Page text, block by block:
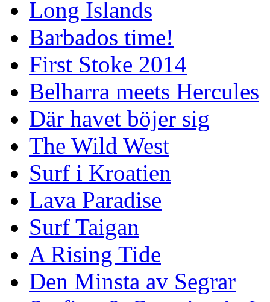
Long Islands
Barbados time!
First Stoke 2014
Belharra meets Hercules
Där havet böjer sig
The Wild West
Surf i Kroatien
Lava Paradise
Surf Taigan
A Rising Tide
Den Minsta av Segrar